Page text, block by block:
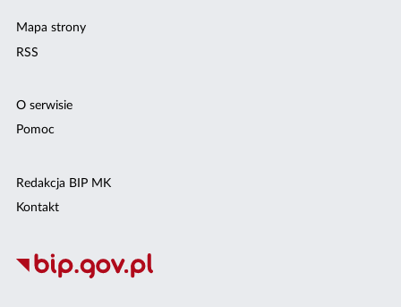
Mapa strony
RSS
O serwisie
Pomoc
Redakcja BIP MK
Kontakt